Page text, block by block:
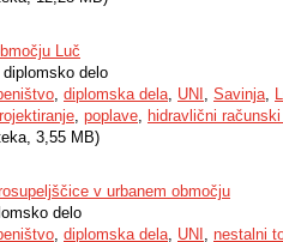
Luč
diplomsko delo
, diplomska dela, UNI , Savinja,
, poplave, hidravlični računski
3,55 MB)
v urbanem območju
delo
, diplomska dela, UNI , nestalni